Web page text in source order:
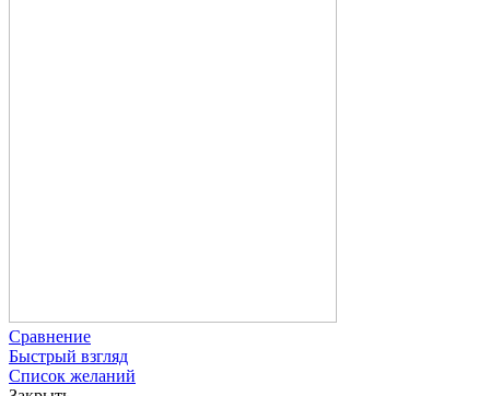
Сравнение
Быстрый взгляд
Список желаний